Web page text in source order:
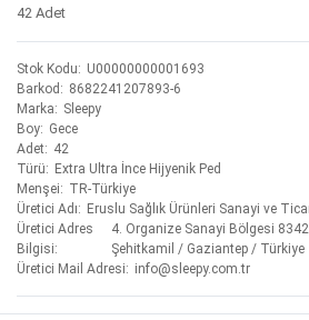
42 Adet
Stok Kodu
U00000000001693
Barkod
8682241207893-6
Marka
Sleepy
Boy
Gece
Adet
42
Türü
Extra Ultra İnce Hijyenik Ped
Menşei
TR-Türkiye
Üretici Adı
Eruslu Sağlık Ürünleri Sanayi ve
Üretici Adres
Bilgisi
4. Organize Sanayi Bölgesi
Şehitkamil / Gaziantep / Türkiye
Üretici Mail Adresi
info@sleepy.com.tr